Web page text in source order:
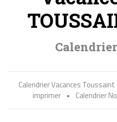
Calendrier Vacances
imprimer • Calendrier